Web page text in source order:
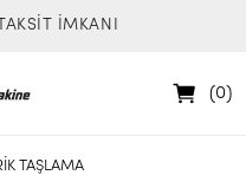
İMKANI
(0)
TAŞLAMA